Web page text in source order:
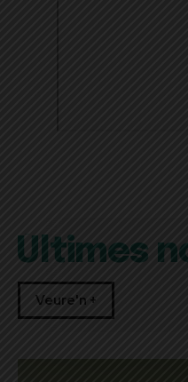
Últimes
Veure'n +